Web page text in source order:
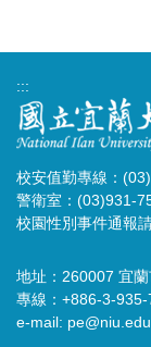
:::
校安值勤專線：
警衛室：(03)931-
校園性別事件通報
地址：260007 宜
專線：+886-3-
e-mail: